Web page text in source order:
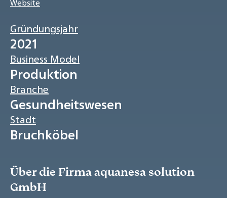
Website
Gründungsjahr
2021
Business Model
Produktion
Branche
Gesundheitswesen
Stadt
Bruchköbel
Über die Firma aquanesa solution
GmbH